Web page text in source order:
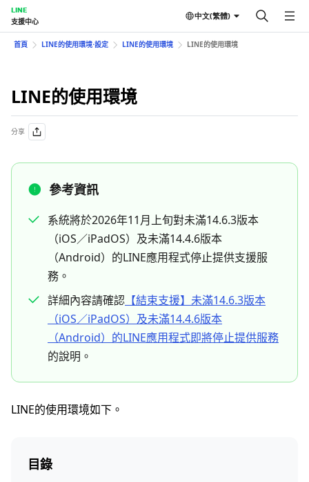
LINE
支援中心
中文(繁體)
首頁 LINE的使用環境⋅設定 LINE的使用環境 LINE的使用環境
LINE的使用環境
分享
參考資訊
系統將於2026年11月上旬對未滿14.6.3版本
（iOS／iPadOS）及未滿14.4.6版本
（Android）的LINE應用程式停止提供支援服
務。
詳細內容請確認 【結束支援】未滿14.6.3版本
（iOS／iPadOS）及未滿14.4.6版本
（Android）的LINE應用程式即將停止提供服務
的說明。
LINE的使用環境如下。
目錄